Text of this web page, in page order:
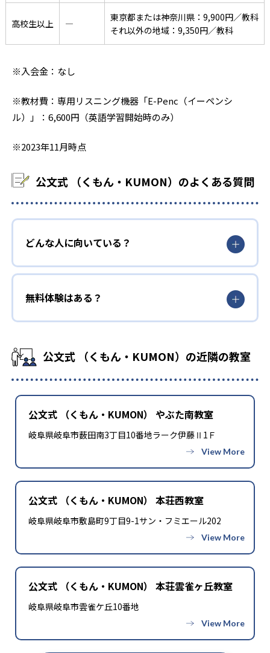
高校生以上 ―
東京都または神奈川県：9,900円／教科
それ以外の地域：9,350円／教科
※入会金：なし
※教材費：専用リスニング機器「E-Penc（イーペンシ
ル）」：6,600円（英語学習開始時のみ）
※2023年11月時点
公文式 （くもん・KUMON）のよくある質問
どんな人に向いている？
無料体験はある？
公文式 （くもん・KUMON）の近隣の教室
公文式 （くもん・KUMON） やぶた南教室
岐阜県岐阜市薮田南3丁目10番地ラーク伊藤Ⅱ1Ｆ
公文式 （くもん・KUMON） 本荘西教室
岐阜県岐阜市敷島町9丁目9-1サン・フミエール202
公文式 （くもん・KUMON） 本荘雲雀ヶ丘教室
岐阜県岐阜市雲雀ケ丘10番地